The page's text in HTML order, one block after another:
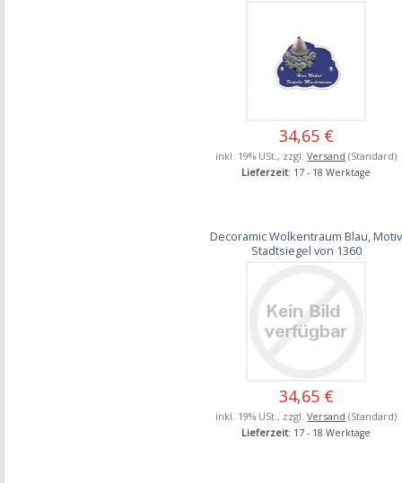
34,65 €
inkl. 19% USt., zzgl.Versand (Standard)
Lieferzeit: 17 - 18 Werktage
Decoramic Wolkentraum Blau, Motiv
Stadtsiegel von 1360
34,65 €
inkl. 19% USt., zzgl.Versand (Standard)
Lieferzeit: 17 - 18 Werktage